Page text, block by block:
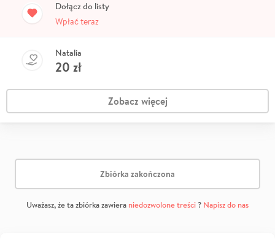
Dołącz do listy
Wpłać teraz
Natalia
20 zł
Zobacz więcej
Zbiórka zakończona
Uważasz, że ta zbiórka zawiera niedozwolone treści? Napisz do nas